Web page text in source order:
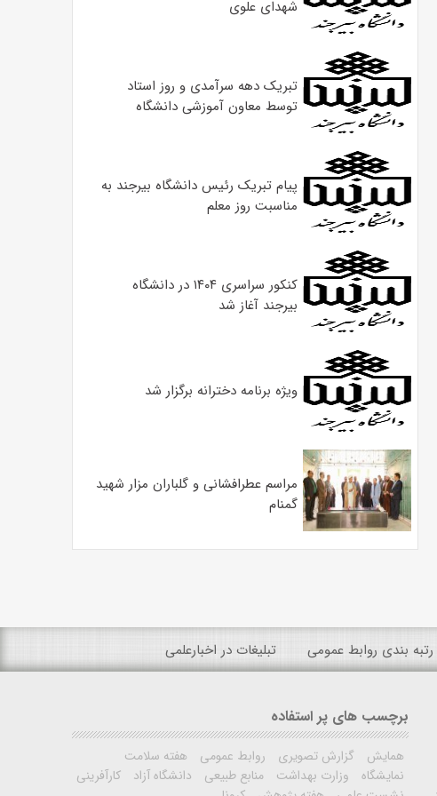
شهدای علوی
تبریک دهه سرآمدی و روز استاد
توسط معاون آموزشی دانشگاه
پیام تبریک رئیس دانشگاه بیرجند به
مناسبت روز معلم
کنکور سراسری ۱۴۰۴ در دانشگاه
بیرجند آغاز شد
ویژه برنامه دخترانه برگزار شد
مراسم عطرافشانی و گلباران مزار شهید
گمنام
رتبه بندی روابط عمومی تبلیغات در اخبارعلمی
برچسب های پر استفاده
همایش گزارش تصویری روابط عمومی
هفته سلامت
نمایشگاه
وزارت بهداشت منابع طبیعی دانشگاه آزاد
کارآفرینی